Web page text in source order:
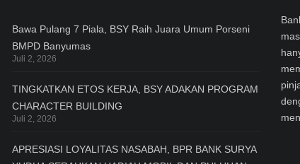
Bawa Pulang 7 Piala, BSY Raih Juara Umum Porseni
BMPD Banyumas
Juli 2, 2026
TINGKATKAN ETOS KERJA, BSY ADAKAN PROGRAM
CHARACTER BUILDING
Juli 2, 2026
APRESIASI LOYALITAS NASABAH, BPR BANK SURYA